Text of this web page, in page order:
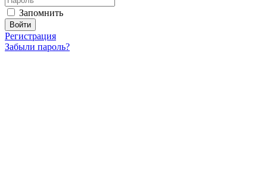
Запомнить
Регистрация
Забыли пароль?